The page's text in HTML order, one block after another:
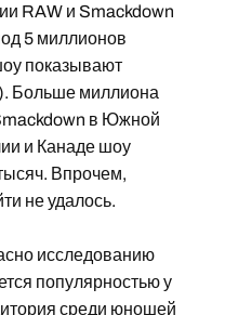
RAW и Smackdown
5 миллионов
показывают
Больше миллиона
в Южной
и Канаде шоу
Впрочем,
не удалось.
исследованию
популярностью у
среди юношей